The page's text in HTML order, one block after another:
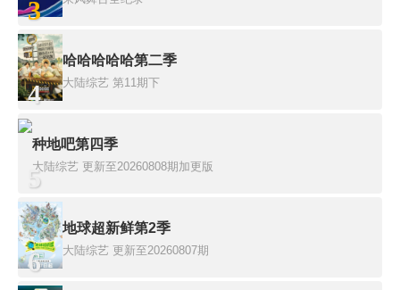
3
4
哈哈哈哈哈第二季
大陆综艺 第11期下
5
种地吧第四季
大陆综艺 更新至20260808期加更版
6
地球超新鲜第2季
大陆综艺 更新至20260807期